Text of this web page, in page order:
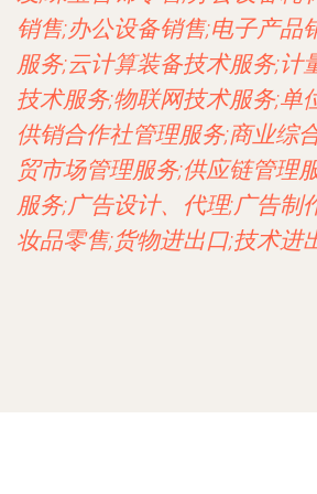
销售;办公设备销售;电子产品
服务;云计算装备技术服务;计
技术服务;物联网技术服务;单
供销合作社管理服务;商业综
贸市场管理服务;供应链管理
服务;广告设计、代理;广告制
妆品零售;货物进出口;技术进